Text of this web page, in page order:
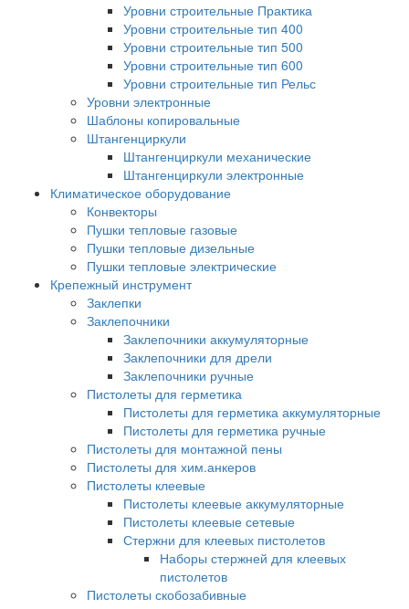
Уровни строительные Практика
Уровни строительные тип 400
Уровни строительные тип 500
Уровни строительные тип 600
Уровни строительные тип Рельс
Уровни электронные
Шаблоны копировальные
Штангенциркули
Штангенциркули механические
Штангенциркули электронные
Климатическое оборудование
Конвекторы
Пушки тепловые газовые
Пушки тепловые дизельные
Пушки тепловые электрические
Крепежный инструмент
Заклепки
Заклепочники
Заклепочники аккумуляторные
Заклепочники для дрели
Заклепочники ручные
Пистолеты для герметика
Пистолеты для герметика аккумуляторные
Пистолеты для герметика ручные
Пистолеты для монтажной пены
Пистолеты для хим.анкеров
Пистолеты клеевые
Пистолеты клеевые аккумуляторные
Пистолеты клеевые сетевые
Стержни для клеевых пистолетов
Наборы стержней для клеевых
пистолетов
Пистолеты скобозабивные